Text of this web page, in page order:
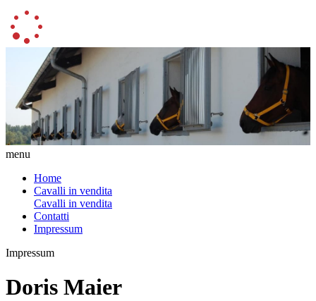
menu
Home
Cavalli in vendita
Cavalli in vendita
Contatti
Impressum
Impressum
Doris Maier